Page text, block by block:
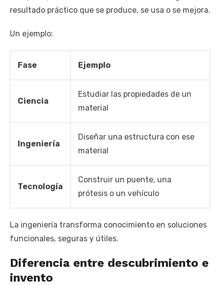
resultado práctico que se produce, se usa o se mejora.
Un ejemplo:
Fase Ejemplo
Ciencia
Estudiar las propiedades de un
material
Ingeniería
Diseñar una estructura con ese
material
Tecnología
Construir un puente, una
prótesis o un vehículo
La ingeniería transforma conocimiento en soluciones
funcionales, seguras y útiles.
Diferencia entre descubrimiento e
invento